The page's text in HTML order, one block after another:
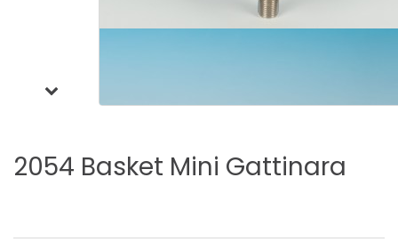
2054 Basket Mini Gattinara